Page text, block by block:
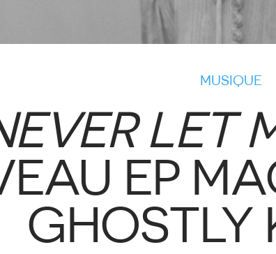
MUSIQUE
LET
EP
GHOSTLY